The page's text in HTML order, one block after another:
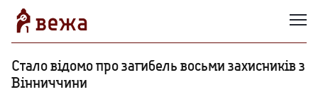
Стало відомо про загибель восьми захисників з
Вінниччини